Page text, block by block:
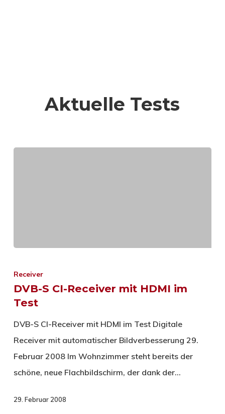
Aktuelle Tests
Receiver
DVB-S CI-Receiver mit HDMI im
Test
DVB-S CI-Receiver mit HDMI im Test Digitale
Receiver mit automatischer Bildverbesserung 29.
Februar 2008 Im Wohnzimmer steht bereits der
schöne, neue Flachbildschirm, der dank der…
29. Februar 2008